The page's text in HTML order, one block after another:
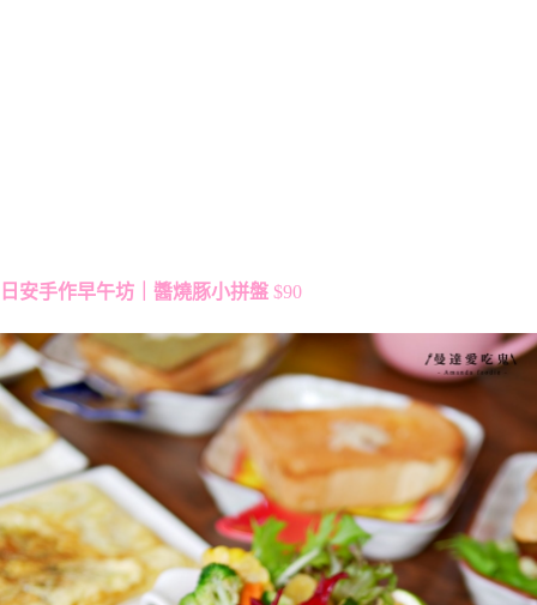
日安手作早午坊｜醬燒豚小拼盤 $90